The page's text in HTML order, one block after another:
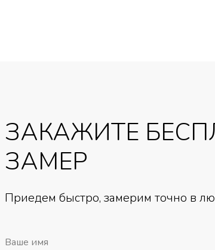
ЗАКАЖИТЕ
ЗАМЕР
Приедем быстро, замерим точно в